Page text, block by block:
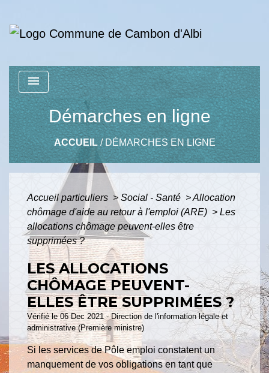
menu
Démarches en ligne
ACCUEIL/DÉMARCHES EN LIGNE
Accueil particuliers > Social - Santé >Allocation
chômage d'aide au retour à l'emploi (ARE) > Les
allocations chômage peuvent-elles être
supprimées ?
LES ALLOCATIONS
CHÔMAGE PEUVENT-
ELLES ÊTRE SUPPRIMÉES ?
Vérifié le 06 Dec 2021 - Direction de l'information légale et
administrative (Première ministre)
Si les services de Pôle emploi constatent un
manquement de vos obligations en tant que